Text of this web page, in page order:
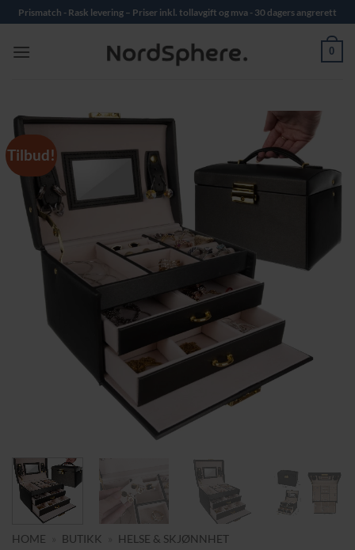
Skip
to
content
Prismatch - Rask levering – Priser inkl. tollavgift og mva - 30 dagers angrerett
0
Tilbud!
HOME BUTIKK HELSE & SKJØNNHET